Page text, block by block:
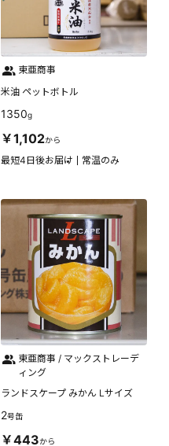
東亜商事
米油 ペットボトル
1350g
￥1,102から
最短4日後お届け 常温のみ
東亜商事 / マックストレーデ
ィング
ランドスケープ みかん Lサイズ
2号缶
￥443から